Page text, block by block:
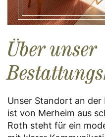
Über unser
Unser Standort an
ist von Merheim aus
Roth steht für ein